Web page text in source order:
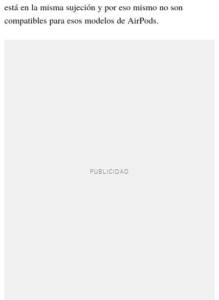
está en la misma sujeción y por eso mismo no son
compatibles para esos modelos de AirPods.